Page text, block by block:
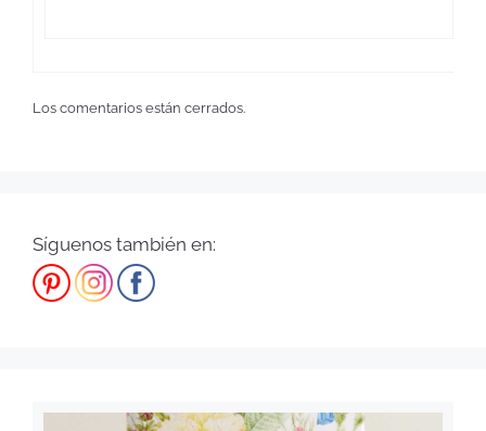
Los comentarios están cerrados.
Síguenos también en: